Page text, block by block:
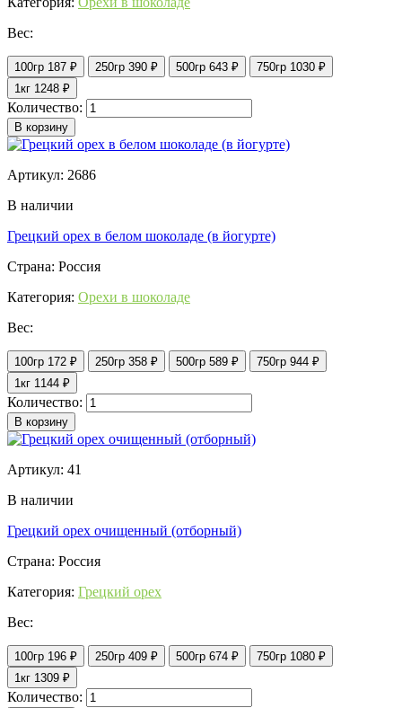
Вес:
100гр 187 ₽ 250гр 390 ₽ 500гр 643 ₽ 750гр 1030 ₽
1кг 1248 ₽
Количество:
В корзину
Артикул: 2686
В наличии
Грецкий орех в белом шоколаде (в йогурте)
Страна: Россия
Категория: Орехи в шоколаде
Вес:
100гр 172 ₽ 250гр 358 ₽ 500гр 589 ₽ 750гр 944 ₽
1кг 1144 ₽
Количество:
В корзину
Артикул: 41
В наличии
Грецкий орех очищенный (отборный)
Страна: Россия
Категория: Грецкий орех
Вес:
100гр 196 ₽ 250гр 409 ₽ 500гр 674 ₽ 750гр 1080 ₽
1кг 1309 ₽
Количество: